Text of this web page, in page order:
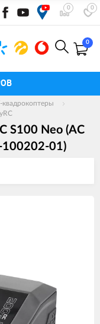
0 0
0
квадрокоптеры
S100 Neo (АС
100202-01)